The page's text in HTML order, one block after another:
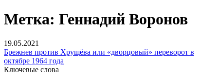
Метка: Геннадий Воронов
19.05.2021
Брежнев против Хрущёва или «дворцовый» переворот в
октябре 1964 года
Ключевые слова